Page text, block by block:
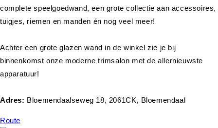
complete speelgoedwand, een grote collectie aan accessoires,
tuigjes, riemen en manden én nog veel meer!
Achter een grote glazen wand in de winkel zie je bij
binnenkomst onze moderne trimsalon met de allernieuwste
apparatuur!
Adres: Bloemendaalseweg 18, 2061CK, Bloemendaal
Route